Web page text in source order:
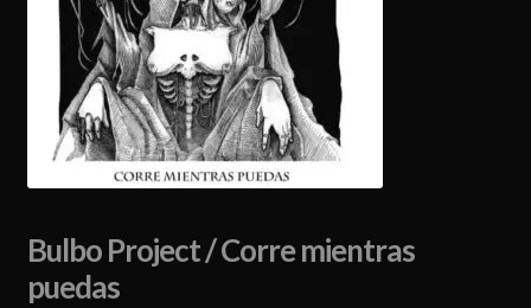
Bulbo Project / Corre mientras
puedas